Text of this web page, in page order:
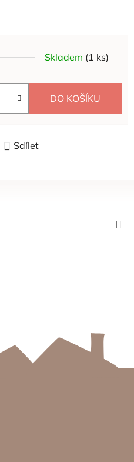
Skladem (1 ks)
DO KOŠÍKU
Sdílet